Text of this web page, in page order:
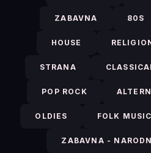
ZABAVNA 80S
HOUSE
STRANA
POP ROCK
OLDIES FOLK MUSIC
ZABAVNA -